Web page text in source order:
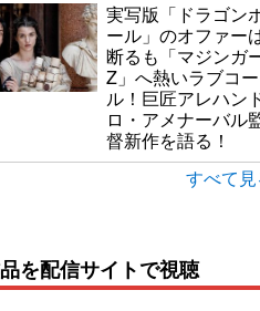
実写版「ドラゴン
ール」のオファー
断るも「マジンガ
Z」へ熱いラブコー
ル！巨匠アレハン
ロ・アメナーバル
督新作を語る！
すべて
を配信サイトで視聴